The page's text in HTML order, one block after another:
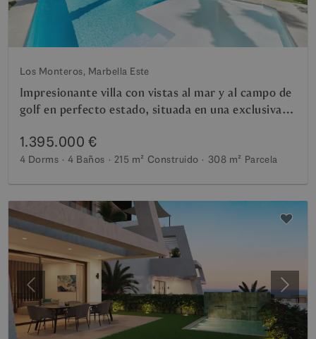
Los Monteros, Marbella Este
Impresionante villa con vistas al mar y al campo de
golf en perfecto estado, situada en una exclusiva
1.395.000 €
4 Dorms 4 Baños 215 m² Construido 308 m² Parcela
Anterior